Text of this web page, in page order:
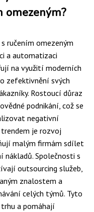
omezeným?
ručením omezeným
a automatizaci
na využití moderních
zefektivnění svých
Rostoucí důraz
podnikání, což se
negativní
je rozvoj
malým firmám sdílet
nákladů. Společnosti s
outsourcing služeb,
znalostem a
celých týmů. Tyto
a pomáhají